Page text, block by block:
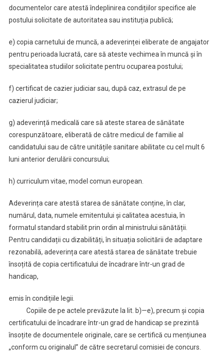
documentelor care atestă îndeplinirea condițiilor specifice ale
postului solicitate de autoritatea sau instituția publică;
e) copia carnetului de muncă, a adeverinței eliberate de angajator
pentru perioada lucrată, care să ateste vechimea în muncă și în
specialitatea studiilor solicitate pentru ocuparea postului;
f) certificat de cazier judiciar sau, după caz, extrasul de pe
cazierul judiciar;
g) adeverință medicală care să ateste starea de sănătate
corespunzătoare, eliberată de către medicul de familie al
candidatului sau de către unitățile sanitare abilitate cu cel mult 6
luni anterior derulării concursului;
h) curriculum vitae, model comun european.
Adeverința care atestă starea de sănătate conține, în clar,
numărul, data, numele emitentului și calitatea acestuia, în
formatul standard stabilit prin ordin al ministrului sănătății.
Pentru candidații cu dizabilități, în situația solicitării de adaptare
rezonabilă, adeverința care atestă starea de sănătate trebuie
însoțită de copia certificatului de încadrare într-un grad de
handicap,
emis în condițiile legii.
Copiile de pe actele prevăzute la lit. b)—e), precum și copia
certificatului de încadrare într-un grad de handicap se prezintă
însoțite de documentele originale, care se certifică cu mențiunea
„conform cu originalul” de către secretarul comisiei de concurs.